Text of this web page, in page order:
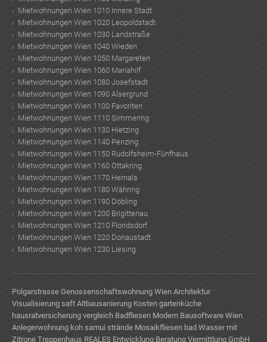
Mietwohnungen Wien 1010 Innere Stadt
Mietwohnungen Wien 1020 Leopoldstadt
Mietwohnungen Wien 1030 Landstraße
Mietwohnungen Wien 1040 Wieden
Mietwohnungen Wien 1050 Margareten
Mietwohnungen Wien 1060 Mariahilf
Mietwohnungen Wien 1080 Josefstadt
Mietwohnungen Wien 1090 Alsergrund
Mietwohnungen Wien 1100 Favoriten
Mietwohnungen Wien 1110 Simmering
Mietwohnungen Wien 1130 Hietzing
Mietwohnungen Wien 1140 Penzing
Mietwohnungen Wien 1150 Rudolfsheim-Fünfhaus
Mietwohnungen Wien 1160 Ottakring
Mietwohnungen Wien 1170 Hernals
Mietwohnungen Wien 1180 Währing
Mietwohnungen Wien 1190 Döbling
Mietwohnungen Wien 1200 Brigittenau
Mietwohnungen Wien 1210 Floridsdorf
Mietwohnungen Wien 1220 Donaustadt
Mietwohnungen Wien 1230 Liesing
Polgarstrasse Genossenschaftswohnung Wien Architektur
Visualisierung saft Altbausanierung Kosten gartenküche
hausratversicherung vergleich Badfliesen Modern Bausoftware Wien
Anlegerwohnung koh samui strände Mosaikfliesen bad Wasser mit
Zitrone Treppenhaus REALES Entwicklung Beratung Vermittlung GmbH